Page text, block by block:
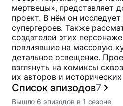
мертвецы», представляет
проект. В нём он
супергероев. Также
создателей этих
повлиявшие на массовую
детальное освещение.
взглянуть на комиксы
их авторов и исторических
Список эпизодов7
Вышло 6 эпизодов в 1 сезоне